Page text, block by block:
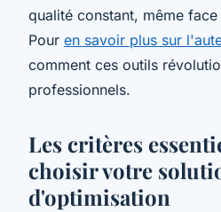
qualité constant, même
Pour en savoir plus sur
comment ces outils
professionnels.
Les critères
choisir votre
d'optimisation